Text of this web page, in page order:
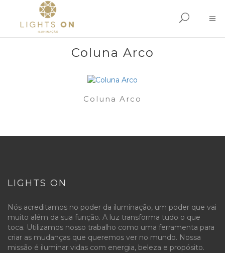
Coluna Arco
Coluna Arco
LIGHTS ON
Nós acreditamos no poder da iluminação, um poder que vai
muito além da sua função. A luz transforma tudo o que
toca. Utilizamos nosso trabalho como uma ferramenta para
criar as mudanças que queremos ver no mundo. Nossa
missão é iluminar vidas com energia, beleza e propósito.